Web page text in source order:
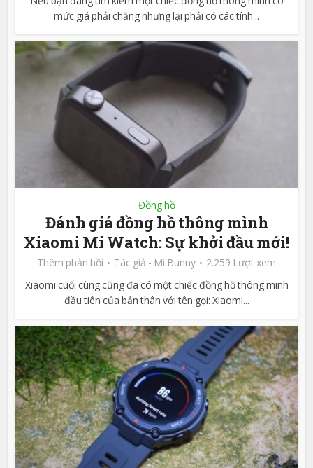
mức giá phải chăng nhưng lại phải có các tính...
Đồng hồ
Đánh giá đồng hồ thông mình
Xiaomi Mi Watch: Sự khởi đầu mới!
Thêm phản hồi Tác giả - Mi Bunny
2.259 Lượt xem
Xiaomi cuối cùng cũng đã có một chiếc đồng hồ thông minh
đầu tiên của bản thân với tên gọi: Xiaomi...